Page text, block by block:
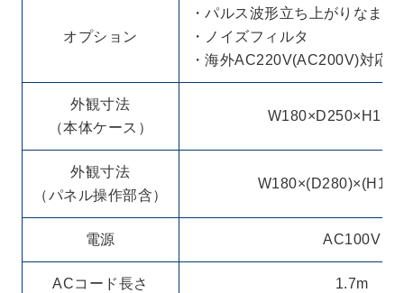
オプション
・パルス波形立ち上がりなまし
・ノイズフィルタ
・海外AC220V(AC200V)対応
外観寸法
（本体ケース）
W180×D250×H130
外観寸法
（パネル操作部含）
電源 AC100V
ACコード長さ 1.7m